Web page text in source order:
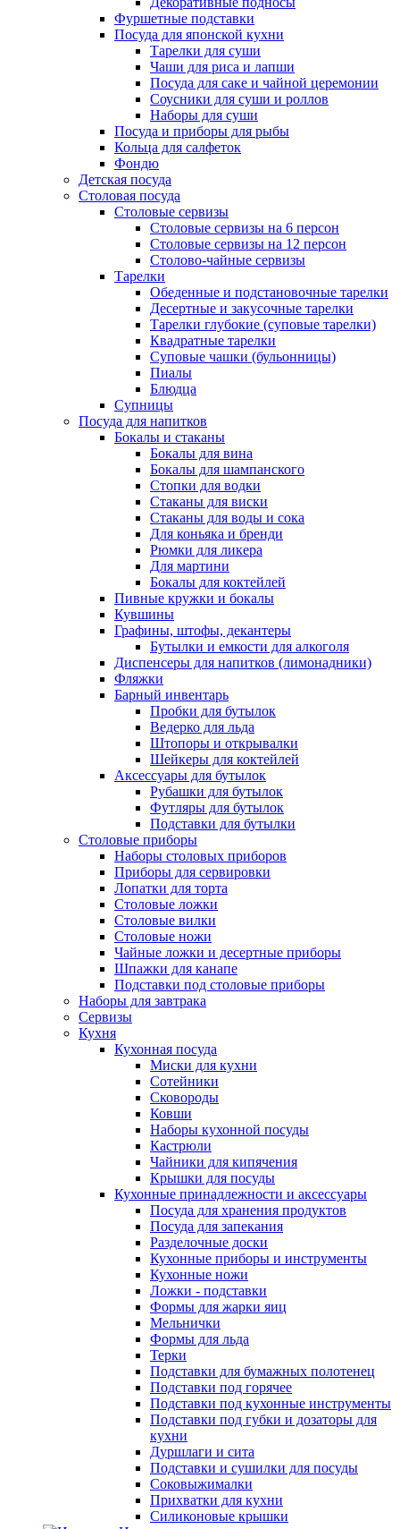
Фуршетные подставки
Посуда для японской кухни
Тарелки для суши
Чаши для риса и лапши
Посуда для саке и чайной церемонии
Соусники для суши и роллов
Наборы для суши
Посуда и приборы для рыбы
Кольца для салфеток
Фондю
Детская посуда
Столовая посуда
Столовые сервизы
Столовые сервизы на 6 персон
Столовые сервизы на 12 персон
Столово-чайные сервизы
Тарелки
Обеденные и подстановочные тарелки
Десертные и закусочные тарелки
Тарелки глубокие (суповые тарелки)
Квадратные тарелки
Суповые чашки (бульонницы)
Пиалы
Блюдца
Супницы
Посуда для напитков
Бокалы и стаканы
Бокалы для вина
Бокалы для шампанского
Стопки для водки
Стаканы для виски
Стаканы для воды и сока
Для коньяка и бренди
Рюмки для ликера
Для мартини
Бокалы для коктейлей
Пивные кружки и бокалы
Кувшины
Графины, штофы, декантеры
Бутылки и емкости для алкоголя
Диспенсеры для напитков (лимонадники)
Фляжки
Барный инвентарь
Пробки для бутылок
Ведерко для льда
Штопоры и открывалки
Шейкеры для коктейлей
Аксессуары для бутылок
Рубашки для бутылок
Футляры для бутылок
Подставки для бутылки
Столовые приборы
Наборы столовых приборов
Приборы для сервировки
Лопатки для торта
Столовые ложки
Столовые вилки
Столовые ножи
Чайные ложки и десертные приборы
Шпажки для канапе
Подставки под столовые приборы
Наборы для завтрака
Сервизы
Кухня
Кухонная посуда
Миски для кухни
Сотейники
Сковороды
Ковши
Наборы кухонной посуды
Кастрюли
Чайники для кипячения
Крышки для посуды
Кухонные принадлежности и аксессуары
Посуда для хранения продуктов
Посуда для запекания
Разделочные доски
Кухонные приборы и инструменты
Кухонные ножи
Ложки - подставки
Формы для жарки яиц
Мельнички
Формы для льда
Терки
Подставки для бумажных полотенец
Подставки под горячее
Подставки под кухонные инструменты
Подставки под губки и дозаторы для
кухни
Дуршлаги и сита
Подставки и сушилки для посуды
Соковыжималки
Прихватки для кухни
Силиконовые крышки